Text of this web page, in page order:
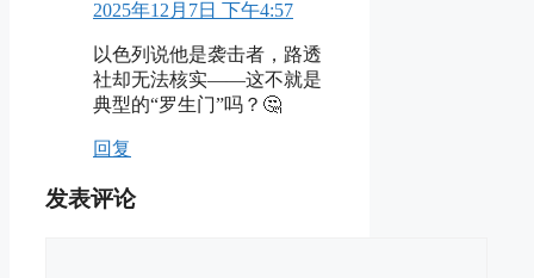
2025年12月7日 下午4:57
以色列说他是袭击者，路透
社却无法核实——这不就是
典型的“罗生门”吗？🤔
回复
发表评论